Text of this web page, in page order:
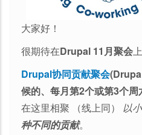
大家好！
很期待在Drupal 11月聚会
Drupal协同贡献聚会
候的、每月第2个或第3个周
在这里相聚 （线上同） 以
种不同的贡献。